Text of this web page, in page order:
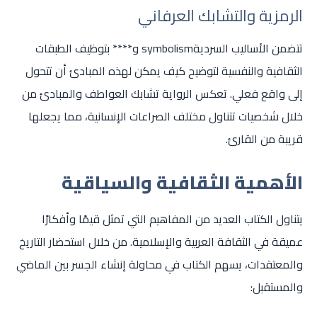
الرمزية والتشابك العرفاني
تتضمن الأساليب السرديةsymbolism و**** بتوظيف الطبقات
الثقافية والنفسية لتوضيح كيف يمكن لهذه المبادئ أن تتحول
إلى واقع فعلي. تعكس الرواية تشابك العواطف والمبادئ من
خلال شخصيات تتناول مختلف الصراعات الإنسانية، مما يجعلها
قريبة من القارئ.
الأهمية الثقافية والسياقية
يتناول الكتاب العديد من المفاهيم التي تمثل قيمًا وأفكارًا
عميقة في الثقافة العربية والإسلامية. من خلال استحضار التاريخ
والمعتقدات، يسهم الكتاب في محاولة إنشاء الجسر بين الماضي
والمستقبل: